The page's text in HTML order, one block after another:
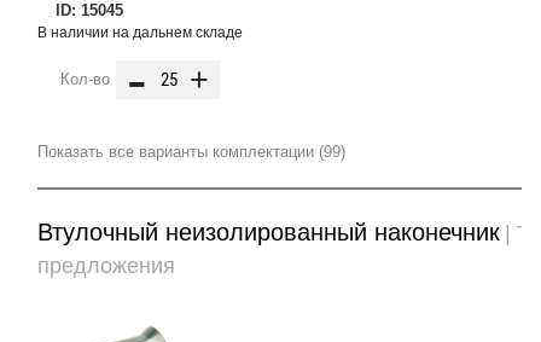
ID: 15045
В наличии на дальнем складе
Кол-во - +
Показать все варианты комплектации (99)
Втулочный неизолированный наконечник
|
предложения